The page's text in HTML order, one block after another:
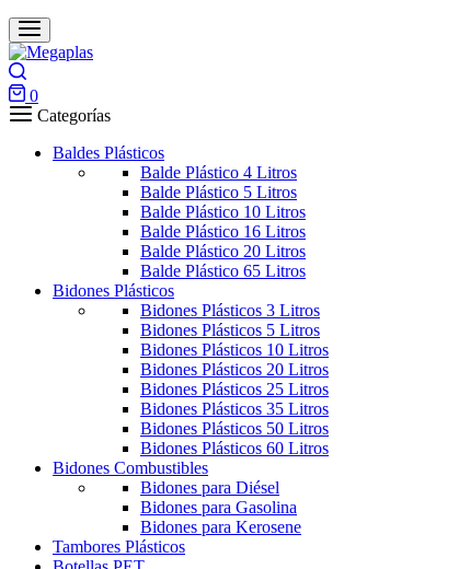
0
CarroCategorías
Baldes Plásticos
Balde Plástico 4 Litros
Balde Plástico 5 Litros
Balde Plástico 10 Litros
Balde Plástico 16 Litros
Balde Plástico 20 Litros
Balde Plástico 65 Litros
Bidones Plásticos
Bidones Plásticos 3 Litros
Bidones Plásticos 5 Litros
Bidones Plásticos 10 Litros
Bidones Plásticos 20 Litros
Bidones Plásticos 25 Litros
Bidones Plásticos 35 Litros
Bidones Plásticos 50 Litros
Bidones Plásticos 60 Litros
Bidones Combustibles
Bidones para Diésel
Bidones para Gasolina
Bidones para Kerosene
Tambores Plásticos